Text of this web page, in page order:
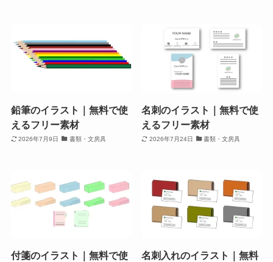
鉛筆のイラスト｜無料で使
えるフリー素材
2026年7月9日 書類・文房具
名刺のイラスト｜無料で使
えるフリー素材
2026年7月24日 書類・文房具
付箋のイラスト｜無料で使
名刺入れのイラスト｜無料